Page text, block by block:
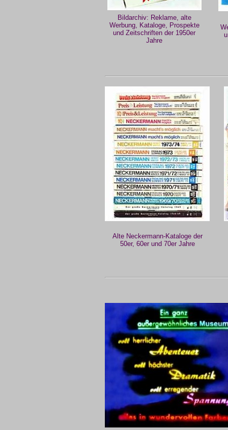
Bildarchiv: Reklame, alte
Werbung, Kataloge, Prospekte
und Zeitschriften der 1950er
Jahre
Alte Neckermann-Kataloge der
50er, 60er und 70er Jahre